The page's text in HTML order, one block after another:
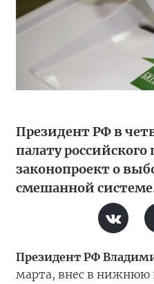
Президент РФ в
палату
законопроект о
смешанной
Президент РФ
марта, внес в нижнюю